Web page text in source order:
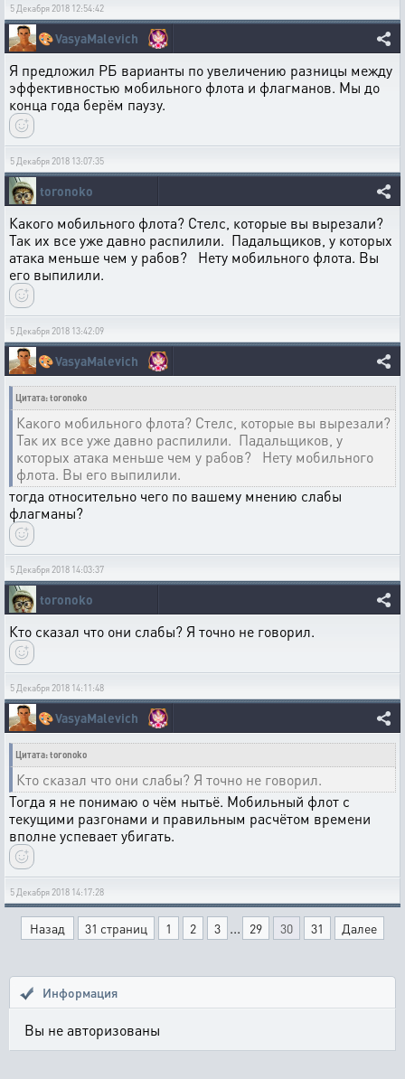
5 Декабря 2018 12:54:42
🎨VasyaMalevich
Я предложил РБ варианты по увеличению разницы между
эффективностью мобильного флота и флагманов. Мы до
конца года берём паузу.
5 Декабря 2018 13:07:35
toronoko
Какого мобильного флота? Стелс, которые вы вырезали?
Так их все уже давно распилили. Падальщиков, у которых
атака меньше чем у рабов? Нету мобильного флота. Вы
его выпилили.
5 Декабря 2018 13:42:09
🎨VasyaMalevich
Цитата: toronoko
Какого мобильного флота? Стелс, которые вы вырезали?
Так их все уже давно распилили. Падальщиков, у
которых атака меньше чем у рабов? Нету мобильного
флота. Вы его выпилили.
тогда относительно чего по вашему мнению слабы
флагманы?
5 Декабря 2018 14:03:37
toronoko
Кто сказал что они слабы? Я точно не говорил.
5 Декабря 2018 14:11:48
🎨VasyaMalevich
Цитата: toronoko
Кто сказал что они слабы? Я точно не говорил.
Тогда я не понимаю о чём нытьё. Мобильный флот с
текущими разгонами и правильным расчётом времени
вполне успевает убигать.
5 Декабря 2018 14:17:28
Назад 31 страниц 1 2 3 ... 29 30 31 Далее
Информация
Вы не авторизованы